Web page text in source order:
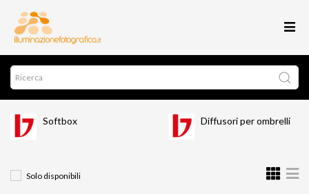
Softbox Diffusori per ombrelli
Solo disponibili